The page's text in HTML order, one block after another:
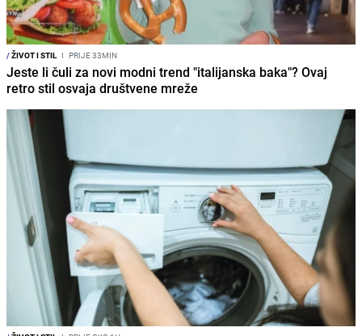
/ŽIVOT I STIL I PRIJE 33MIN
Jeste li čuli za novi modni trend "italijanska baka"? Ovaj
retro stil osvaja društvene mreže